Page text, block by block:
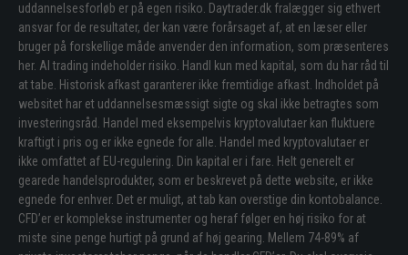
uddannelsesforløb er på egen risiko. Daytrader.dk fralægger sig ethvert
ansvar for de resultater, der kan være forårsaget af, at en læser eller
bruger på forskellige måde anvender den information, som præsenteres
her. Al trading indeholder risiko. Handl kun med kapital, som du har råd til
at tabe. Historisk afkast garanterer ikke fremtidige afkast. Indholdet på
websitet har et uddannelsesmæssigt sigte og skal ikke betragtes som
investeringsråd. Handel med eksempelvis kryptovalutaer kan fluktuere
kraftigt i pris og er ikke egnede for alle. Handel med kryptovalutaer er
ikke omfattet af EU-regulering. Din kapital er i fare. Helt generelt er
gearede handelsprodukter, som er beskrevet på dette website, er ikke
egnede for enhver. Det er muligt, at tab kan overstige din kontobalance.
CFD’er er komplekse instrumenter og heraf følger en høj risiko for at
miste sine penge hurtigt på grund af høj gearing. Mellem 74-89% af